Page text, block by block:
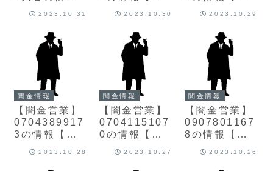
【迷惑電話】
2023.10.31
惑電話】2023.10.30
惑電話】2023.10.29
闇金情報
【闇金営業】
0704389917
3の情報【迷
2023.10.28
闇金情報
【闇金営業】
0704115107
0の情報【迷
2023.10.27
闇金情報
【闇金営業】
0907801167
8の情報【迷
2023.10.26